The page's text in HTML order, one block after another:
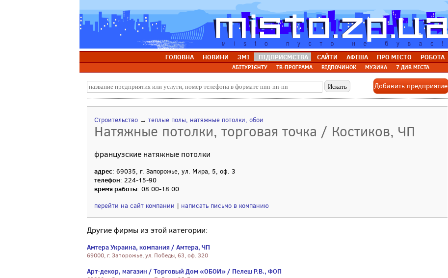
ГОЛОВНА НОВИНИ ЗМІ ПІДПРИЄМСТВА САЙТИ АФІША ПРО МІСТО РОБОТА
АБІТУРІЄНТУ ТВ-ПРОГРАМА ВІДПОЧИНОК МУЗИКА 7 ДИВ МІСТА
Добавить предприятие
Строительство → теплые полы, натяжные потолки, обои
Натяжные потолки, торговая точка / Костиков, ЧП
французские натяжные потолки
адрес: 69035, г. Запорожье, ул. Мира, 5, оф. 3
телефон: 224-15-90
время работы: 08:00-18:00
перейти на сайт компании | написать письмо в компанию
Другие фирмы из этой категории:
Амтера Украина, компания / Амтера, ЧП
69000, г. Запорожье, ул. Победы, 63, оф. 320
Арт-декор, магазин / Торговый Дом «ОБОИ» / Пелеш Р.В., ФОП